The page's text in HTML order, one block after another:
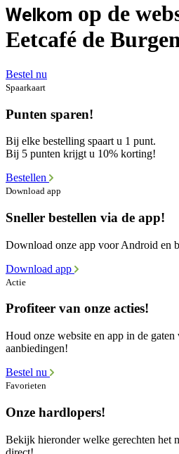
Welkom op de
Eetcafé de
Bestel nu
Spaarkaart
Punten sparen!
Bij elke bestelling spaart u 1 punt.
Bij 5 punten krijgt u 10% korting!
Bestellen
Download app
Sneller bestellen via de app!
Download onze app voor Android en
Download app
Actie
Profiteer van onze acties!
Houd onze website en app in de gaten
aanbiedingen!
Bestel nu
Favorieten
Onze hardlopers!
Bekijk hieronder welke gerechten het